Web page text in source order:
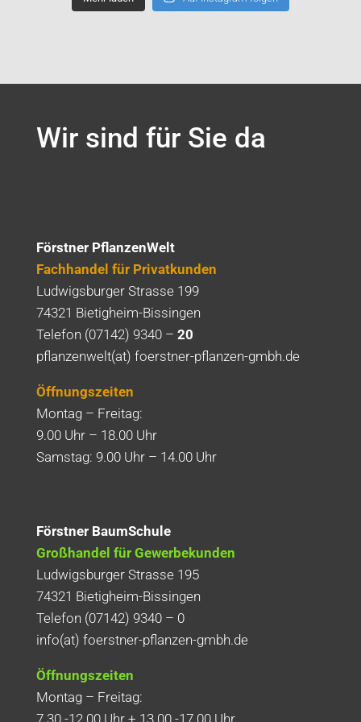
Wir sind für Sie da
Förstner PflanzenWelt
Fachhandel für Privatkunden
Ludwigsburger Strasse 199
74321 Bietigheim-Bissingen
Telefon (07142) 9340 – 20
pflanzenwelt(at) foerstner-pflanzen-gmbh.de
Öffnungszeiten
Montag – Freitag:
9.00 Uhr – 18.00 Uhr
Samstag: 9.00 Uhr – 14.00 Uhr
Förstner BaumSchule
Großhandel für Gewerbekunden
Ludwigsburger Strasse 195
74321 Bietigheim-Bissingen
Telefon (07142) 9340 – 0
info(at) foerstner-pflanzen-gmbh.de
Öffnungszeiten
Montag – Freitag:
7.30 -12.00 Uhr + 13.00 -17.00 Uhr